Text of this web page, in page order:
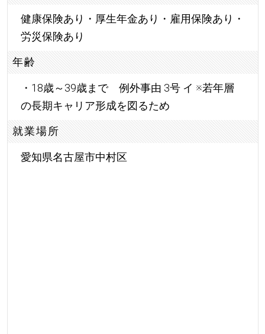
健康保険あり・厚生年金あり・雇用保険あり・
労災保険あり
年齢
・18歳～39歳まで 例外事由 3号 イ ※若年層
の長期キャリア形成を図るため
就業場所
愛知県名古屋市中村区